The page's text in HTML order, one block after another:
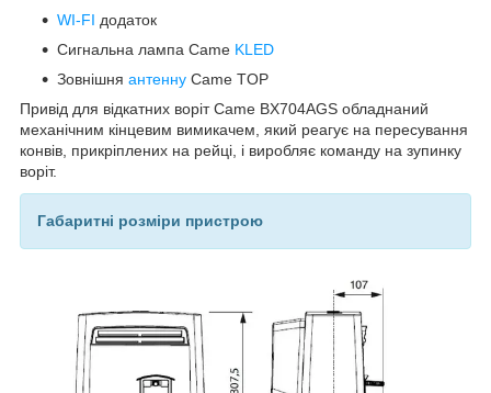
WI-FI додаток
Сигнальна лампа Came KLED
Зовнішня антенну Came TOP
Привід для відкатних воріт Came BX704AGS обладнаний
механічним кінцевим вимикачем, який реагує на пересування
конвів, прикріплених на рейці, і виробляє команду на зупинку
воріт.
Габаритні розміри пристрою